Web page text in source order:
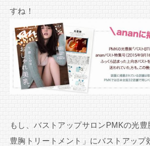
すね！
もし、バストアップサロンPMKの光
豊胸トリートメント」にバストアップ